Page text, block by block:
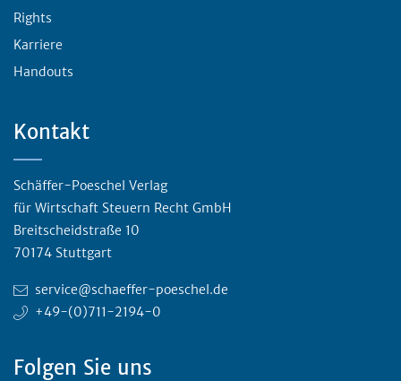
Rights
Karriere
Handouts
Kontakt
Schäffer-Poeschel Verlag
für Wirtschaft Steuern Recht GmbH
Breitscheidstraße 10
70174 Stuttgart
service@schaeffer-poeschel.de
+49-(0)711-2194-0
Folgen Sie uns